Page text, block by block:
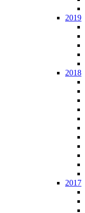
2019
2018
2017